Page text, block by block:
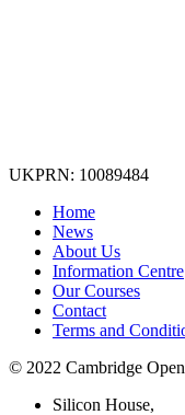
UKPRN: 10089484
Home
News
About Us
Information Centre
Our Courses
Contact
Terms and
© 2022 Cambridge
Silicon House,